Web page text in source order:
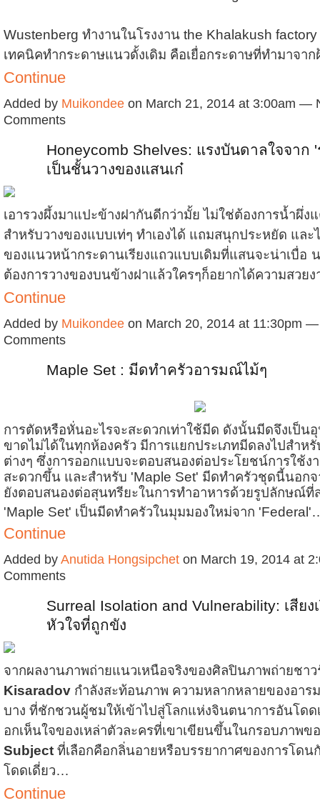
Wustenberg ทำงานในโรงงาน the Khalakush
เทคนิคทำกระดาษแนวดั้งเดิม คือเยื่อกระดาษที่ทำมาจา
Continue
Added by Muikondee on March 21, 2014 at 3:00am —
Comments
Honeycomb Shelves: แรงบันดาลใจจาก '
เป็นชั้นวางของแสนเก๋
เอารวงผึ้งมาแปะข้างฝากันดีกว่ามั้ย ไม่ใช่ต้องการน้ำผึ่ง
สำหรับวางของแบบเท่ๆ ทำเองได้ แถมสนุกประหยัด และ
ของแนวหน้ากระดานเรียงแถวแบบเดิมที่แสนจะน่าเบื่อ
ต้องการวางของบนข้างฝาแล้วใครๆก็อยากได้ความสวย
Continue
Added by Muikondee on March 20, 2014 at 11:30pm
Comments
Maple Set : มีดทำครัวอารมณ์ไม้ๆ
การตัดหรือหั่นอะไรจะสะดวกเท่าใช้มีด ดังนั้นมีดจึงเป็น
ขาดไม่ได้ในทุกห้องครัว มีการแยกประเภทมีดลงไปสำห
ต่างๆ ซึ่งการออกแบบจะตอบสนองต่อประโยชน์การใช้ง
สะดวกขึ้น และสำหรับ 'Maple Set' มีดทำครัวชุดนี้นอก
ยังตอบสนองต่อสุนทรียะในการทำอาหารด้วยรูปลักษณ์ที่
'Maple Set' เป็นมีดทำครัวในมุมมองใหม่จาก
Continue
Added by Anutida Hongsipchet on March 19, 2014 at
Comments
Surreal Isolation and Vulnerability: เสียง
หัวใจที่ถูกขัง
จากผลงานภาพถ่ายแนวเหนือจริงของศิลปินภาพถ่ายชา
Kisaradov กำลังสะท้อนภาพ ความหลากหลายของอาร
บาง ที่ชักชวนผู้ชมให้เข้าไปสู่โลกแห่งจินตนาการอันโดด
อกเห็นใจของเหล่าตัวละครที่เขาเขียนขึ้นในกรอบภาพข
Subject ที่เลือกคือกลิ่นอายหรือบรรยากาศของการโดน
โดดเดี่ยว…
Continue